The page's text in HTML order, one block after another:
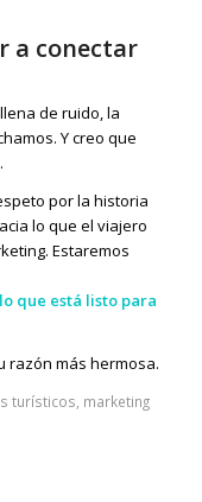
a conectar
de ruido, la
Y creo que
.
por la historia
lo que el viajero
Estaremos
que está listo para
razón más hermosa.
turísticos, marketing